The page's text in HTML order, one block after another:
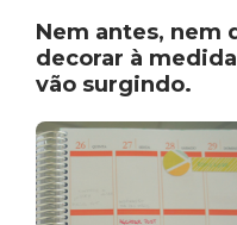
Nem antes, nem
decorar à
vão surgindo.